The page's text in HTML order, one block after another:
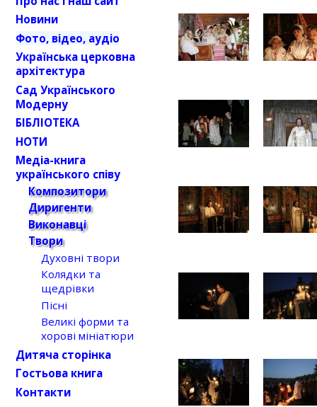
Новини
Фото, відео, аудіо
Українська церковна
архітектура
Сад Українського
Модерну
БІБЛІОТЕКА
НОТИ
Медіа-книга
українського співу
Композитори
Диригенти
Виконавці
Твори
Духовні твори
Колядки та
щедрівки
Пісні
Великі форми та
хорові мініатюри
Дитяча сторінка
Гостьова книга
Контакти